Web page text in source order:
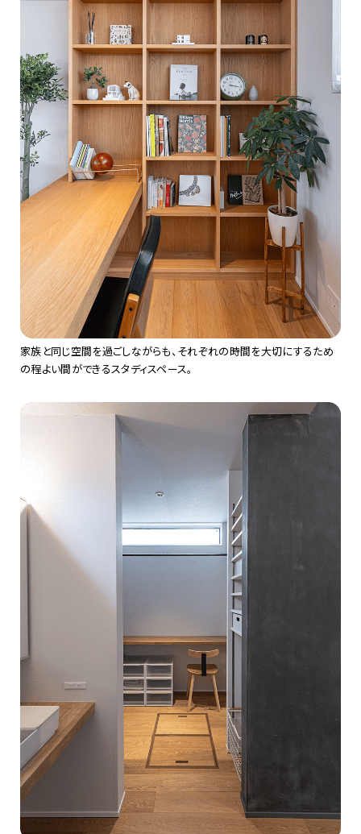
家族と同じ空間を過ごしながらも、それぞれの時間を大切にするため
の程よい間ができるスタディスペース。